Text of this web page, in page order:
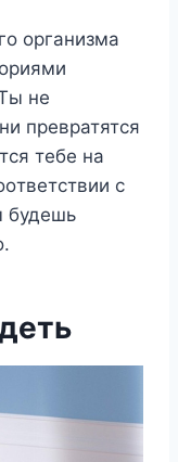
οрганизма
не
превратятся
тебе на
с
будешь